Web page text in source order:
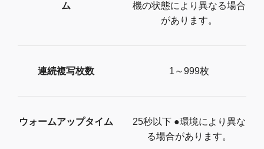
ム
機の状態により異なる場合
があります。
連続複写枚数 1～999枚
ウォームアップタイム
25秒以下 ●環境により異な
る場合があります。